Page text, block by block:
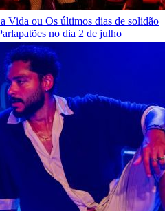
Vida ou Os últimos dias de solidão
no dia 2 de julho